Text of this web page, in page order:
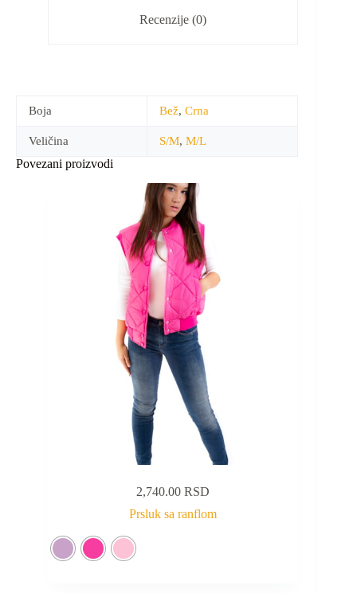
Recenzije (0)
Boja Bež, Crna
Veličina S/M, M/L
Povezani proizvodi
2,740.00RSD
Prsluk sa ranflom